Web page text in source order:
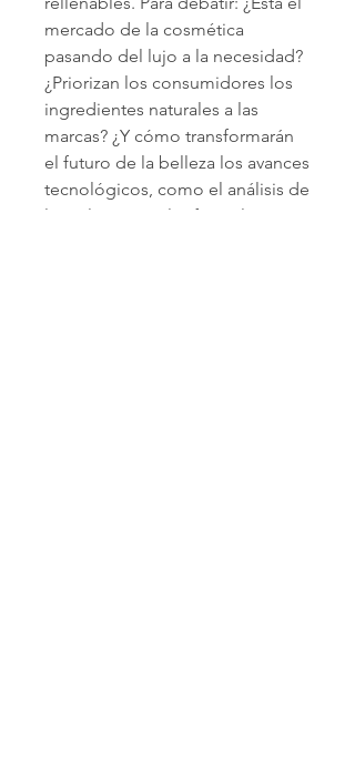
mercado de la cosmética
pasando del lujo a la necesidad?
¿Priorizan los consumidores los
ingredientes naturales a las
marcas? ¿Y cómo transformarán
el futuro de la belleza los avances
tecnológicos, como el análisis de
la piel con IA o las fórmulas